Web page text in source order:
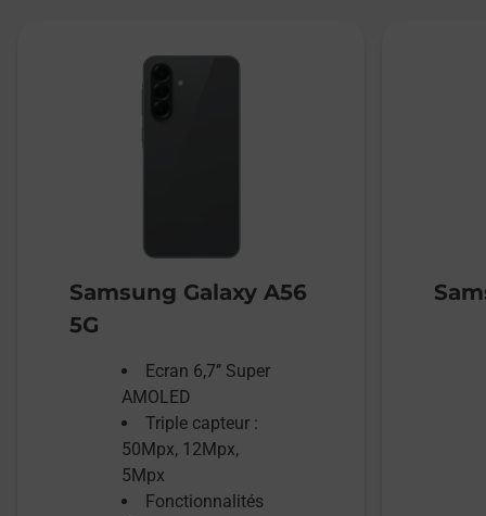
Samsung Galaxy A56
5G
Ecran 6,7’’ Super
AMOLED
Triple capteur :
50Mpx, 12Mpx,
5Mpx
Fonctionnalités